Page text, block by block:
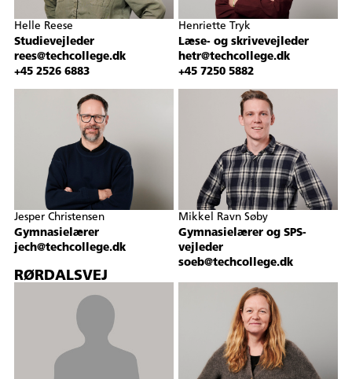
Helle Reese
Studievejleder
rees@techcollege.dk
+45 2526 6883
Henriette Tryk
Læse- og skrivevejleder
hetr@techcollege.dk
+45 7250 5882
Jesper Christensen
Gymnasielærer
jech@techcollege.dk
Mikkel Ravn Søby
Gymnasielærer og SPS-
vejleder
soeb@techcollege.dk
RØRDALSVEJ